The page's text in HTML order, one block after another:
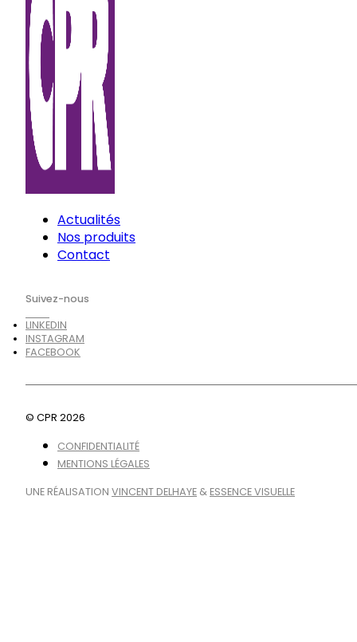
Actualités
Nos produits
Contact
Suivez-nous
LINKEDIN
INSTAGRAM
FACEBOOK
© CPR 2026
CONFIDENTIALITÉ
MENTIONS LÉGALES
UNE RÉALISATION VINCENT DELHAYE & ESSENCE VISUELLE